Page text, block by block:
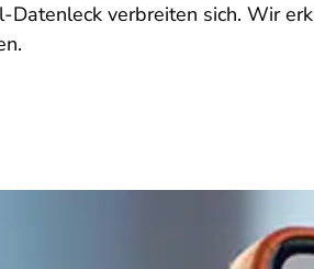
Datenleck verbreiten sich. Wir